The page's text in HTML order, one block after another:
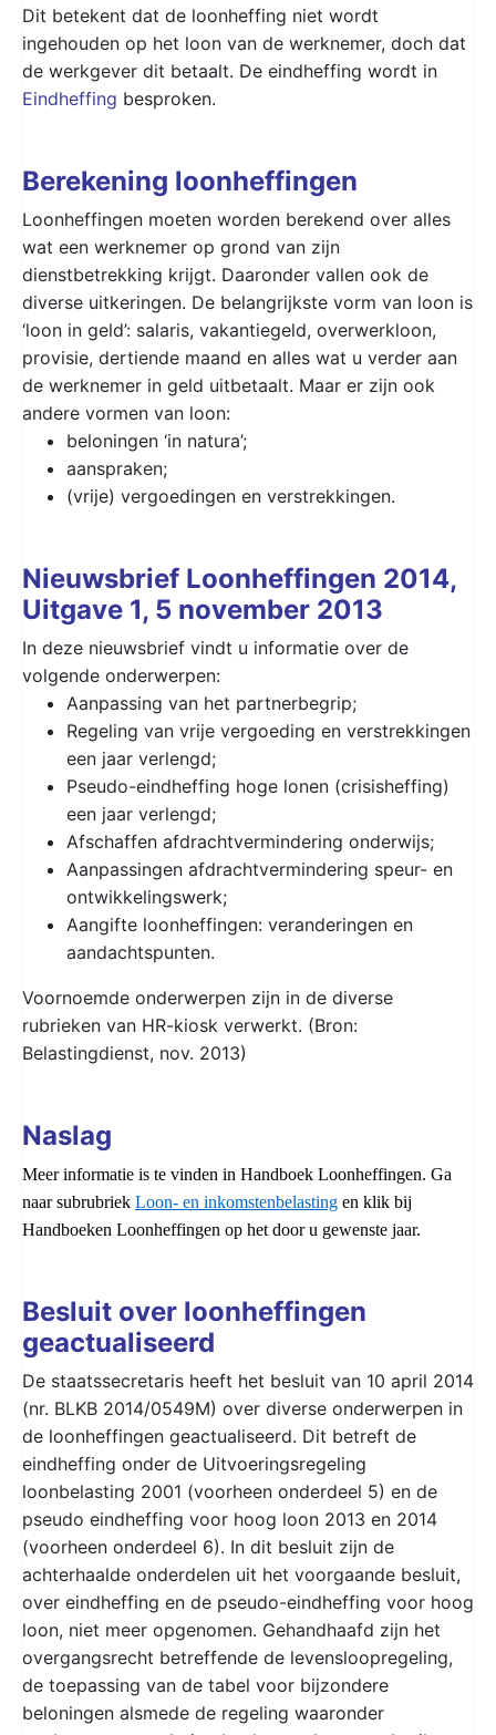
Dit betekent dat de loonheffing niet wordt
ingehouden op het loon van de werknemer, doch dat
de werkgever dit betaalt. De eindheffing wordt in
Eindheffing besproken.
Berekening loonheffingen
Loonheffingen moeten worden berekend over alles
wat een werknemer op grond van zijn
dienstbetrekking krijgt. Daaronder vallen ook de
diverse uitkeringen. De belangrijkste vorm van loon is
‘loon in geld’: salaris, vakantiegeld, overwerkloon,
provisie, dertiende maand en alles wat u verder aan
de werknemer in geld uitbetaalt. Maar er zijn ook
andere vormen van loon:
beloningen ‘in natura’;
aanspraken;
(vrije) vergoedingen en verstrekkingen.
Nieuwsbrief Loonheffingen 2014,
Uitgave 1, 5 november 2013
In deze nieuwsbrief vindt u informatie over de
volgende onderwerpen:
Aanpassing van het partnerbegrip;
Regeling van vrije vergoeding en verstrekkingen
een jaar verlengd;
Pseudo-eindheffing hoge lonen (crisisheffing)
een jaar verlengd;
Afschaffen afdrachtvermindering onderwijs;
Aanpassingen afdrachtvermindering speur- en
ontwikkelingswerk;
Aangifte loonheffingen: veranderingen en
aandachtspunten.
Voornoemde onderwerpen zijn in de diverse
rubrieken van HR-kiosk verwerkt. (Bron:
Belastingdienst, nov. 2013)
Naslag
Meer informatie is te vinden in Handboek Loonheffingen. Ga
naar subrubriek Loon- en inkomstenbelasting en klik bij
Handboeken Loonheffingen op het door u gewenste jaar.
Besluit over loonheffingen
geactualiseerd
De staatssecretaris heeft het besluit van 10 april 2014
(nr. BLKB 2014/0549M) over diverse onderwerpen in
de loonheffingen geactualiseerd. Dit betreft de
eindheffing onder de Uitvoeringsregeling
loonbelasting 2001 (voorheen onderdeel 5) en de
pseudo eindheffing voor hoog loon 2013 en 2014
(voorheen onderdeel 6). In dit besluit zijn de
achterhaalde onderdelen uit het voorgaande besluit,
over eindheffing en de pseudo-eindheffing voor hoog
loon, niet meer opgenomen. Gehandhaafd zijn het
overgangsrecht betreffende de levensloopregeling,
de toepassing van de tabel voor bijzondere
beloningen alsmede de regeling waaronder